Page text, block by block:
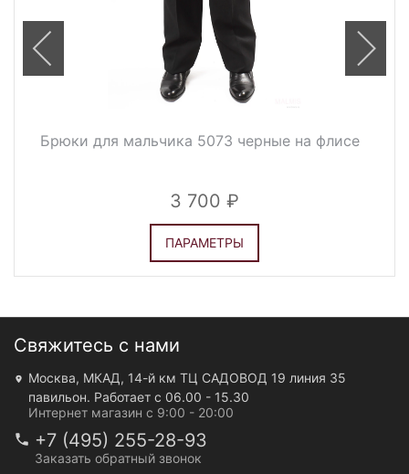
Брюки для мальчика 5073 черные на флисе
3 700
ПАРАМЕТРЫ
Свяжитесь с нами
Москва, МКАД, 14-й км ТЦ САДОВОД 19 линия 35
павильон. Работает с 06.00 - 15.30
Интернет магазин с 9:00 - 20:00
+7 (495) 255-28-93
Заказать обратный звонок